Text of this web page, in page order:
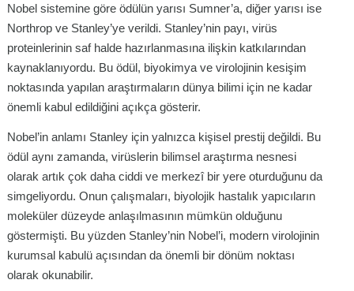
Nobel sistemine göre ödülün yarısı Sumner’a, diğer yarısı ise
Northrop ve Stanley’ye verildi. Stanley’nin payı, virüs
proteinlerinin saf halde hazırlanmasına ilişkin katkılarından
kaynaklanıyordu. Bu ödül, biyokimya ve virolojinin kesişim
noktasında yapılan araştırmaların dünya bilimi için ne kadar
önemli kabul edildiğini açıkça gösterir.
Nobel’in anlamı Stanley için yalnızca kişisel prestij değildi. Bu
ödül aynı zamanda, virüslerin bilimsel araştırma nesnesi
olarak artık çok daha ciddi ve merkezî bir yere oturduğunu da
simgeliyordu. Onun çalışmaları, biyolojik hastalık yapıcıların
moleküler düzeyde anlaşılmasının mümkün olduğunu
göstermişti. Bu yüzden Stanley’nin Nobel’i, modern virolojinin
kurumsal kabulü açısından da önemli bir dönüm noktası
olarak okunabilir.